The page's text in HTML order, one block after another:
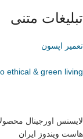
تبلیغات متنی
تعمیر اپسون
ethical & green living
لایسنس اورجینال
هاست ویندوز ایران